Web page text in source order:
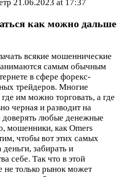
21.06.2023 at 17:37
как можно дальше
всякие мошеннические
самым обычным
в сфере форекс-
трейдеров. Многие
им можно торговать, а где
черная и разводит на
доверять любые денежные
мошенники, как Omers
чтобы вот этих самых
забирать и
себе. Так что в этой
не только рынок может